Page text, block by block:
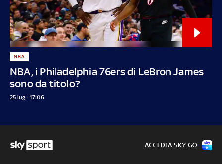
NBA, i Philadelphia 76ers di LeBron James
sono da titolo?
NBA
25 lug - 17:06
ACCEDI A SKY GO